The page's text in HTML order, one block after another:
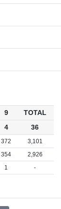
9
TOTAL
4 36
372
3,101
354
2,926
1 -